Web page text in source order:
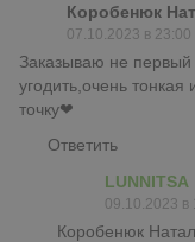
Коробенюк
07.10.2023 в 23:00
Заказываю не первый
угодить,очень
точку❤
Ответить
LUNNITSA
09.10.2023 в
Коробенюк